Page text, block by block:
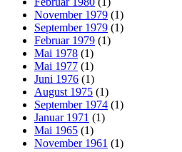
November 1979 (1)
September 1979 (1)
Februar 1979 (1)
Mai 1978 (1)
Mai 1977 (1)
Juni 1976 (1)
August 1975 (1)
September 1974 (1)
Januar 1971 (1)
Mai 1965 (1)
November 1961 (1)